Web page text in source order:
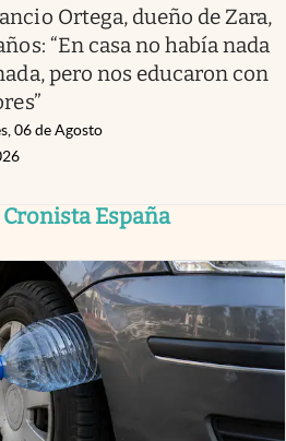
Ortega, dueño de Zara,
“En casa no había nada
pero nos educaron con
06 de Agosto
España